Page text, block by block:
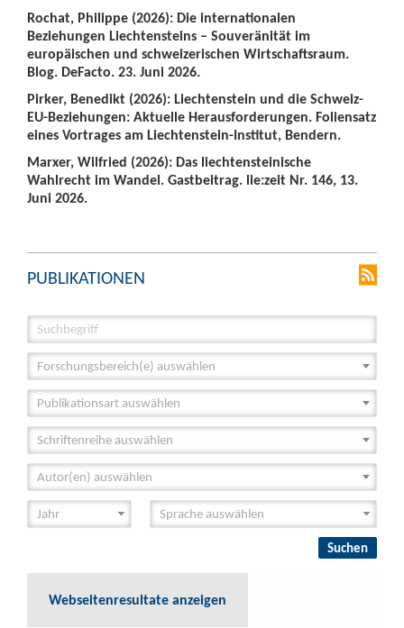
Rochat, Philippe (2026): Die internationalen
Beziehungen Liechtensteins – Souveränität im
europäischen und schweizerischen Wirtschaftsraum.
Blog. DeFacto. 23. Juni 2026.
Pirker, Benedikt (2026): Liechtenstein und die Schweiz-
EU-Beziehungen: Aktuelle Herausforderungen. Foliensatz
eines Vortrages am Liechtenstein-Institut, Bendern.
Marxer, Wilfried (2026): Das liechtensteinische
Wahlrecht im Wandel. Gastbeitrag. lie:zeit Nr. 146, 13.
Juni 2026.
PUBLIKATIONEN
Forschungsbereich(e) auswählen
Publikationsart auswählen
Schriftenreihe auswählen
Autor(en) auswählen
Webseitenresultate anzeigen